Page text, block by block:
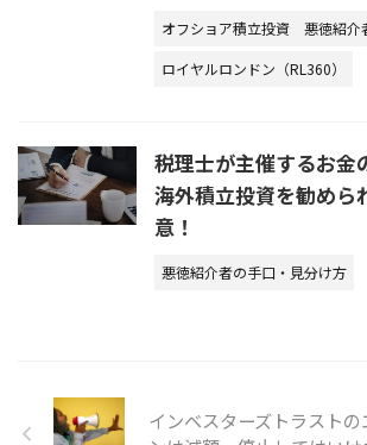
オフショア積立投資
悪徳紹介
ロイヤルロンドン（RL360）
税理士が主催するお金
海外積立投資を勧めら
意！
悪徳紹介者の手口・見分け方
インベスターズトラストの